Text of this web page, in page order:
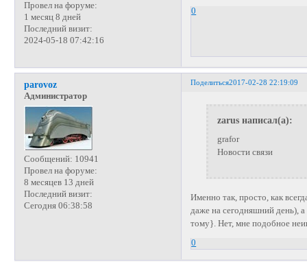
Провел на форуме:
1 месяц 8 дней
Последний визит:
2024-05-18 07:42:16
0
Поделиться2017-02-28 22:19:09
parovoz
Администратор
Сообщений: 10941
Провел на форуме:
8 месяцев 13 дней
Последний визит:
Сегодня 06:38:58
zarus написал(а):
grafor
Новости связи
Именно так, просто, как
даже на сегодняшний день),
тому}. Нет, мне подобное
0